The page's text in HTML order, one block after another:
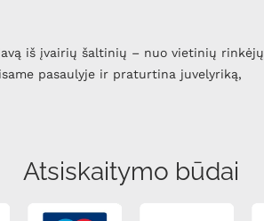
iš įvairių šaltinių – nuo vietinių rinkėjų
pasaulyje ir praturtina juvelyriką,
Atsiskaitymo būdai